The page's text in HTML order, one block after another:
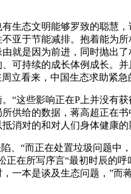
态文明能够罗致的聪慧，
亚于节能减排。抱着能为
就是因为前进，同时抛出
可持续的成长体例成长。
立看来，中国生态求助紧
些影响正在P上并没有获
供给的数据，蒋高超正在
消对的和对人们身体健康
“而正在处置垃圾问题中
在所写序言“最初时辰的
一本是谈及生态问题，”